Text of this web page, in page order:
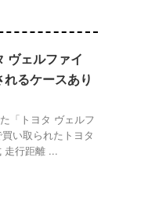
ヴェルファイ
るケースあり
「トヨタ ヴェルフ
い取られたトヨタ
走行距離 ...